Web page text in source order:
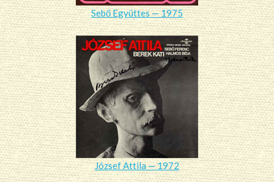
Sebő Együttes — 1975
József Attila — 1972